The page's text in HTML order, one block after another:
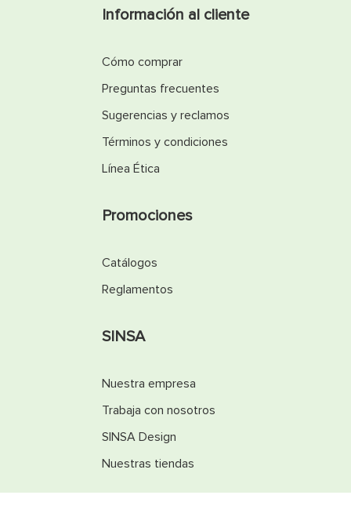
Información al cliente
Cómo comprar
Preguntas frecuentes
Sugerencias y reclamos
Términos y condiciones
Línea Ética
Promociones
Catálogos
Reglamentos
SINSA
Nuestra empresa
Trabaja con nosotros
SINSA Design
Nuestras tiendas